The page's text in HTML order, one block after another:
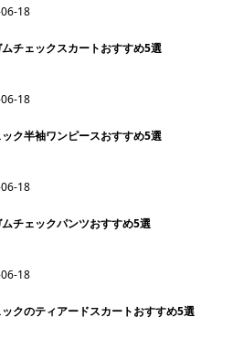
18
チェックスカートおすすめ5選
18
ク半袖ワンピースおすすめ5選
18
チェックパンツおすすめ5選
18
クのティアードスカートおすすめ5選